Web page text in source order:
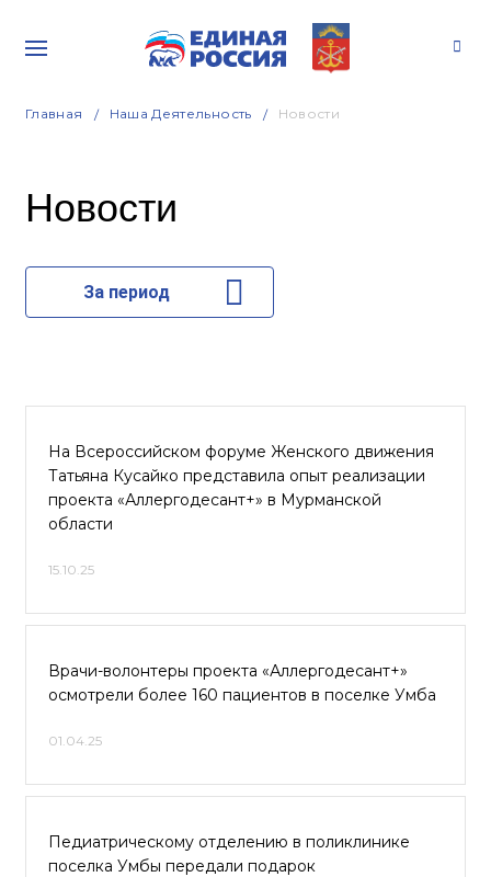
Главная Наша Деятельность Новости
Новости
За период
На Всероссийском форуме Женского движения
Татьяна Кусайко представила опыт реализации
проекта «Аллергодесант+» в Мурманской
области
15.10.25
Врачи-волонтеры проекта «Аллергодесант+»
осмотрели более 160 пациентов в поселке Умба
01.04.25
Педиатрическому отделению в поликлинике
поселка Умбы передали подарок